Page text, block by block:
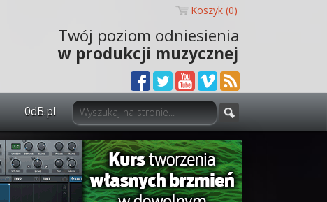
Koszyk (0)
Twój poziom odniesienia
w produkcji muzycznej
0dB.pl
0dB.pl - informacje
Newsletter